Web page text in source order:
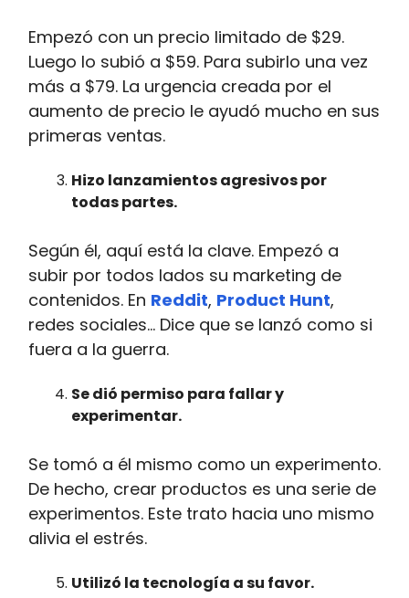
Empezó con un precio limitado de $29.
Luego lo subió a $59. Para subirlo una vez
más a $79. La urgencia creada por el
aumento de precio le ayudó mucho en sus
primeras ventas.
Hizo lanzamientos agresivos por
todas partes.
Según él, aquí está la clave. Empezó a
subir por todos lados su marketing de
contenidos. En Reddit, Product Hunt,
redes sociales… Dice que se lanzó como si
fuera a la guerra.
Se dió permiso para fallar y
experimentar.
Se tomó a él mismo como un experimento.
De hecho, crear productos es una serie de
experimentos. Este trato hacia uno mismo
alivia el estrés.
Utilizó la tecnología a su favor.